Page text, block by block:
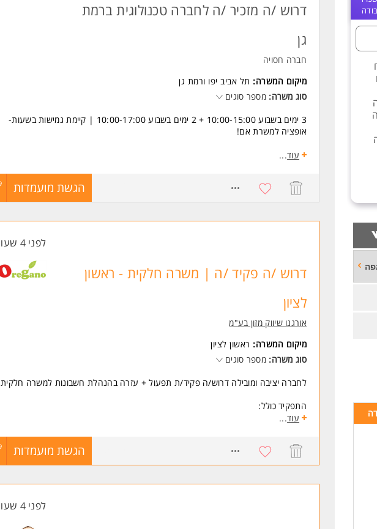
דרוש /ה מזכיר /ה לחברה טכנולוגית ברמת
גן
חברה חסויה
מיקום המשרה: תל אביב יפו ורמת גן
סוג משרה: מספר סוגים
3 ימים בשבוע 10:00-15:00 + 2 ימים בשבוע 10:00-17:00 | קיימת גמישות בשעות-
אופציה למשרת אם!
התפקיד כולל תפעול שוטף של המשרד, ניהול יומן, מתן מענה לשיחות, סיוע
דרישות:
שליטה מלאה ביישומי אופיס
אחריות, רצינות וראש גדול
עוד...
הגשת מועמדות
לפני 4 שעות
דרוש /ה פקיד /ה | משרה חלקית - ראשון
לציון
אורגנו שיווק מזון בע"מ
מיקום המשרה: ראשון לציון
סוג משרה: מספר סוגים
לחברה יציבה ומובילה דרוש/ה פקיד/ת תפעול + עזרה בהנהלת חשבונות למשרה חלקית
התפקיד כולל:
-סיוע שוטף למחלקת הנהלת החשבונות.
-חלוקת עבודה וסיוע במשימות אדמיניסטרטיביות.
-טיפול במסמכים, הזנת נתונים ועבודה מול מערכות מחשב.
עוד...
הגשת מועמדות
לפני 4 שעות